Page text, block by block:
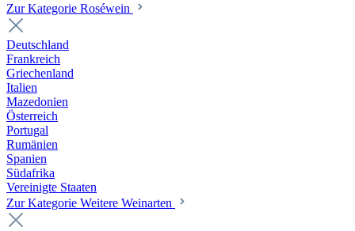
Zur Kategorie Roséwein
Deutschland
Frankreich
Griechenland
Italien
Mazedonien
Österreich
Portugal
Rumänien
Spanien
Südafrika
Vereinigte Staaten
Zur Kategorie Weitere Weinarten